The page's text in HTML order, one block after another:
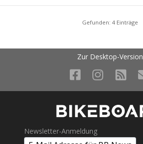
Gefunden: 4 Einträge
Zur Desktop-Version
Newsletter-Anmeldung